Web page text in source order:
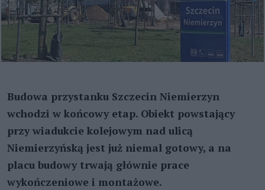
Budowa przystanku Szczecin Niemierzyn
wchodzi w końcowy etap. Obiekt powstający
przy wiadukcie kolejowym nad ulicą
Niemierzyńską jest już niemal gotowy, a na
placu budowy trwają głównie prace
wykończeniowe i montażowe.